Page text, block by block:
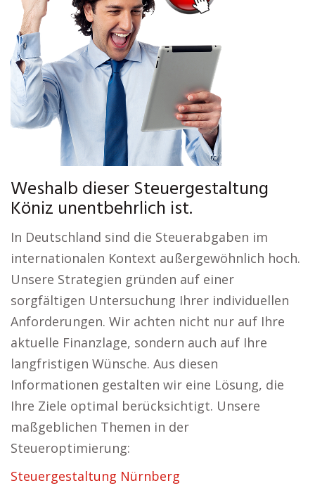
Weshalb dieser Steuergestaltung
Köniz unentbehrlich ist.
In Deutschland sind die Steuerabgaben im
internationalen Kontext außergewöhnlich hoch.
Unsere Strategien gründen auf einer
sorgfältigen Untersuchung Ihrer individuellen
Anforderungen. Wir achten nicht nur auf Ihre
aktuelle Finanzlage, sondern auch auf Ihre
langfristigen Wünsche. Aus diesen
Informationen gestalten wir eine Lösung, die
Ihre Ziele optimal berücksichtigt. Unsere
maßgeblichen Themen in der
Steueroptimierung:
Steuergestaltung Nürnberg